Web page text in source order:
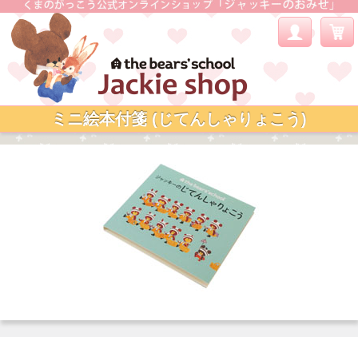
ミニ絵本付箋 (じてんしゃりょこう)